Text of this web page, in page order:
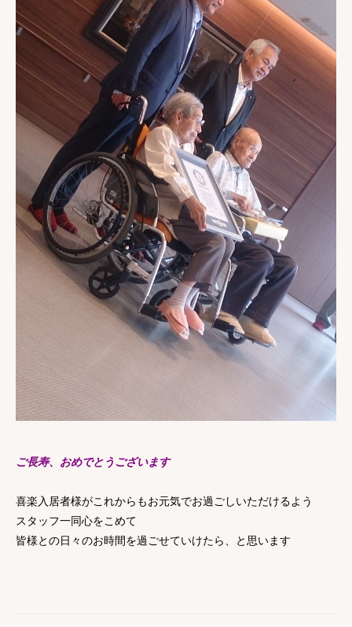
ご長寿、おめでとうございます
喜楽入居者様がこれからもお元気でお過ごしいただけるよう
スタッフ一同心をこめて
皆様との日々のお時間を過ごせていけたら、と思います